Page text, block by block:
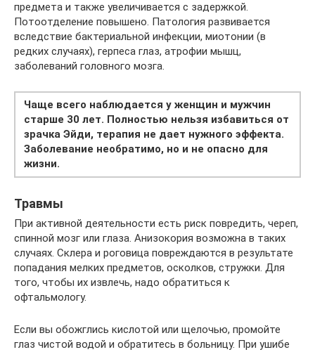
предмета и также увеличивается с задержкой.
Потоотделение повышено. Патология развивается
вследствие бактериальной инфекции, миотонии (в
редких случаях), герпеса глаз, атрофии мышц,
заболеваний головного мозга.
Чаще всего наблюдается у женщин и мужчин
старше 30 лет. Полностью нельзя избавиться от
зрачка Эйди, терапия не дает нужного эффекта.
Заболевание необратимо, но и не опасно для
жизни.
Травмы
При активной деятельности есть риск повредить, череп,
спинной мозг или глаза. Анизокория возможна в таких
случаях. Склера и роговица повреждаются в результате
попадания мелких предметов, осколков, стружки. Для
того, чтобы их извлечь, надо обратиться к
офтальмологу.
Если вы обожглись кислотой или щелочью, промойте
глаз чистой водой и обратитесь в больницу. При ушибе